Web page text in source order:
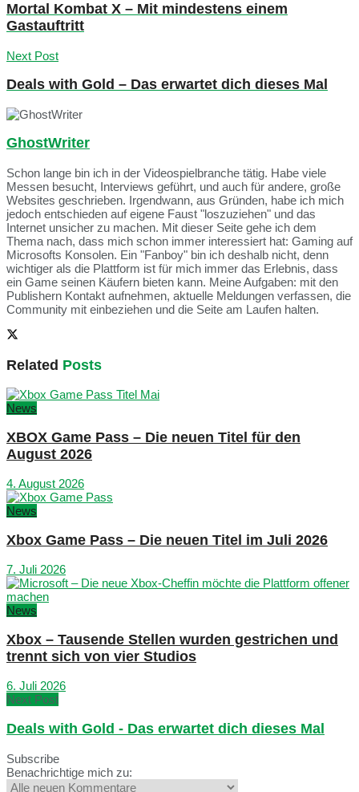
Mortal Kombat X – Mit mindestens einem
Gastauftritt
Next Post
Deals with Gold – Das erwartet dich dieses Mal
GhostWriter
Schon lange bin ich in der Videospielbranche tätig. Habe viele
Messen besucht, Interviews geführt, und auch für andere, große
Websites geschrieben. Irgendwann, aus Gründen, habe ich mich
jedoch entschieden auf eigene Faust "loszuziehen" und das
Internet unsicher zu machen. Mit dieser Seite gehe ich dem
Thema nach, dass mich schon immer interessiert hat: Gaming auf
Microsofts Konsolen. Ein "Fanboy" bin ich deshalb nicht, denn
wichtiger als die Plattform ist für mich immer das Erlebnis, dass
ein Game seinen Käufern bieten kann. Meine Aufgaben: mit den
Publishern Kontakt aufnehmen, aktuelle Meldungen verfassen, die
Community mit einbeziehen und die Seite am Laufen halten.
Related Posts
News
XBOX Game Pass – Die neuen Titel für den
August 2026
4. August 2026
News
Xbox Game Pass – Die neuen Titel im Juli 2026
7. Juli 2026
News
Xbox – Tausende Stellen wurden gestrichen und
trennt sich von vier Studios
6. Juli 2026
Next Post
Deals with Gold - Das erwartet dich dieses Mal
Subscribe
Benachrichtige mich zu: